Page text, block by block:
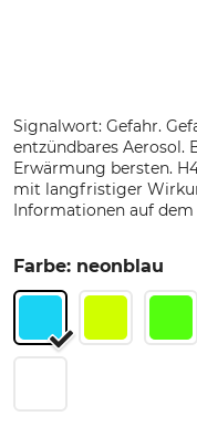
Signalwort: Gefahr.
entzündbares Aerosol.
Erwärmung bersten.
mit langfristiger
Informationen auf
Farbe: neonblau